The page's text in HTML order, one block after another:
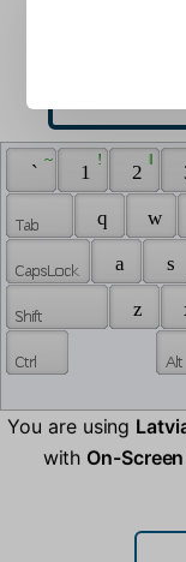
`
~
1
!
2
‖
q w
a
s
z
You are using
with On-